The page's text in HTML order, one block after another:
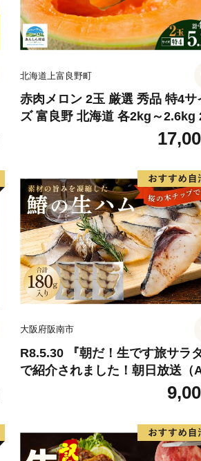
北海道上富良野町
赤肉メロン 2玉 厳選 秀品 特4サ
ズ 富良野 北海道 各2kg～2.6kg
セット ファーム富良野 メロン
ん 果物 くだもの フルーツ デザ
旬の果物 旬のフルーツ
大阪府阪南市
R8.5.30 『朝だ！生です旅サラダ
で紹介されました！朝日放送（
テレビ） 鰆の生ハム ×3パック
パックあたり、約15g × 約4枚